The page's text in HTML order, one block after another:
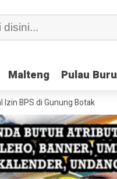
Malteng Pulau Buru
Malteng Pulau Buru
BPS di Gunung Botak